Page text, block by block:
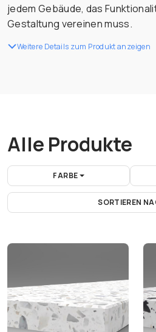
jedem Gebäude, das
Gestaltung vereinen muss.
Weitere Details zum Produkt anzeigen
Alle Produkte
FARBE
SORTIEREN